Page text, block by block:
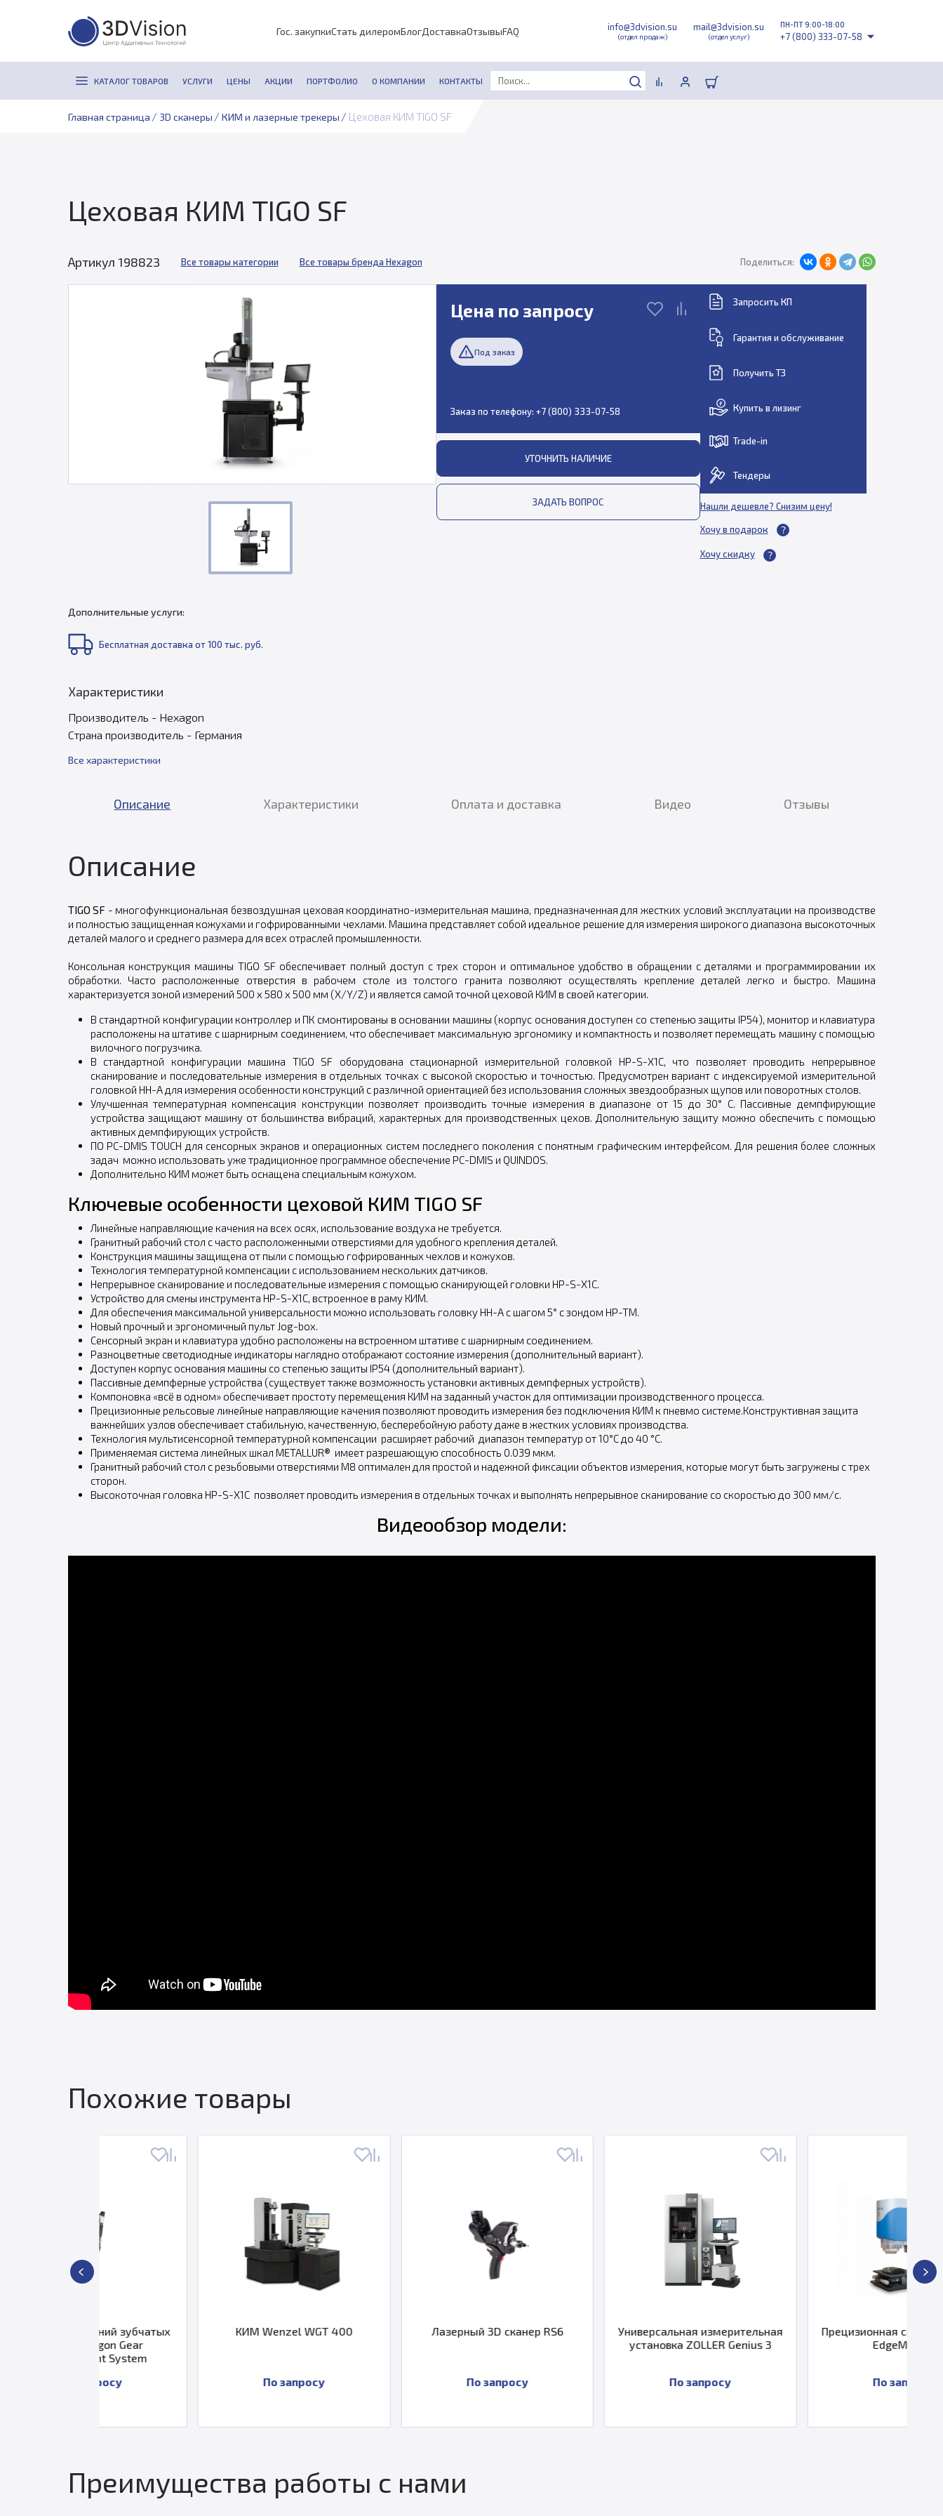
Гос. закупкиСтать дилеромБлогДоставкаОтзывыFAQ info@3dvision.su
(отдел продаж)
mail@3dvision.su
(отдел услуг)
ПН-ПТ 9:00-18:00
+7 (800) 333-07-58
КАТАЛОГ ТОВАРОВ УСЛУГИ ЦЕНЫ АКЦИИ ПОРТФОЛИО О КОМПАНИИ КОНТАКТЫ
Главная страница / 3D сканеры / КИМ и лазерные трекеры / Цеховая КИМ TIGO SF
Цеховая КИМ TIGO SF
Артикул 198823 Все товары категории Все товары бренда Hexagon Поделиться:
Цена по запросу
Под заказ
Заказ по телефону: +7 (800) 333-07-58
УТОЧНИТЬ НАЛИЧИЕ
ЗАДАТЬ ВОПРОС
Запросить КП
Гарантия и обслуживание
Получить ТЗ
Купить в лизинг
Trade-in
Тендеры
Нашли дешевле? Снизим цену!
Хочу в подарок
Хочу скидку
Дополнительные услуги:
Бесплатная доставка от 100 тыс. руб.
Характеристики
Производитель - Hexagon
Страна производитель - Германия
Все характеристики
Описание Характеристики Оплата и доставка Видео Отзывы
Описание
TIGO SF - многофункциональная безвоздушная цеховая координатно-измерительная машина, предназначенная для жестких условий эксплуатации на производстве
и полностью защищенная кожухами и гофрированными чехлами. Машина представляет собой идеальное решение для измерения широкого диапазона высокоточных
деталей малого и среднего размера для всех отраслей промышленности.
Консольная конструкция машины TIGO SF обеспечивает полный доступ с трех сторон и оптимальное удобство в обращении с деталями и программировании их
обработки. Часто расположенные отверстия в рабочем столе из толстого гранита позволяют осуществлять крепление деталей легко и быстро. Машина
характеризуется зоной измерений 500 x 580 x 500 мм (X/Y/Z) и является самой точной цеховой КИМ в своей категории.
В стандартной конфигурации контроллер и ПК смонтированы в основании машины (корпус основания доступен со степенью защиты IP54), монитор и клавиатура
расположены на штативе с шарнирным соединением, что обеспечивает максимальную эргономику и компактность и позволяет перемещать машину с помощью
вилочного погрузчика.
В стандартной конфигурации машина TIGO SF оборудована стационарной измерительной головкой HP-S-X1C, что позволяет проводить непрерывное
сканирование и последовательные измерения в отдельных точках с высокой скоростью и точностью. Предусмотрен вариант с индексируемой измерительной
головкой HH-A для измерения особенности конструкций с различной ориентацией без использования сложных звездообразных щупов или поворотных столов.
Улучшенная температурная компенсация конструкции позволяет производить точные измерения в диапазоне от 15 до 30° C. Пассивные демпфирующие
устройства защищают машину от большинства вибраций, характерных для производственных цехов. Дополнительную защиту можно обеспечить с помощью
активных демпфирующих устройств.
ПО PC-DMIS TOUCH для сенсорных экранов и операционных систем последнего поколения с понятным графическим интерфейсом. Для решения более сложных
задач можно использовать уже традиционное программное обеспечение PC-DMIS и QUINDOS.
Дополнительно КИМ может быть оснащена специальным кожухом.
Ключевые особенности цеховой КИМ TIGO SF
Линейные направляющие качения на всех осях, использование воздуха не требуется.
Гранитный рабочий стол с часто расположенными отверстиями для удобного крепления деталей.
Конструкция машины защищена от пыли с помощью гофрированных чехлов и кожухов.
Технология температурной компенсации с использованием нескольких датчиков.
Непрерывное сканирование и последовательные измерения с помощью сканирующей головки HP-S-X1C.
Устройство для смены инструмента HP-S-X1C, встроенное в раму КИМ.
Для обеспечения максимальной универсальности можно использовать головку HH-A с шагом 5° с зондом HP-TM.
Новый прочный и эргономичный пульт Jog-box.
Сенсорный экран и клавиатура удобно расположены на встроенном штативе с шарнирным соединением.
Разноцветные светодиодные индикаторы наглядно отображают состояние измерения (дополнительный вариант).
Доступен корпус основания машины со степенью защиты IP54 (дополнительный вариант).
Пассивные демпферные устройства (существует также возможность установки активных демпферных устройств).
Компоновка «всё в одном» обеспечивает простоту перемещения КИМ на заданный участок для оптимизации производственного процесса.
Прецизионные рельсовые линейные направляющие качения позволяют проводить измерения без подключения КИМ к пневмо системе.Конструктивная защита
важнейших узлов обеспечивает стабильную, качественную, бесперебойную работу даже в жестких условиях производства.
Технология мультисенсорной температурной компенсации расширяет рабочий диапазон температур от 10°С до 40 °С.
Применяемая система линейных шкал METALLUR® имеет разрешающую способность 0.039 мкм.
Гранитный рабочий стол с резьбовыми отверстиями М8 оптимален для простой и надежной фиксации объектов измерения, которые могут быть загружены с трех
сторон.
Высокоточная головка HP-S-X1C позволяет проводить измерения в отдельных точках и выполнять непрерывное сканирование со скоростью до 300 мм/с.
Видеообзор модели:
Похожие товары
КИМ Wenzel WGT 400 Лазерный 3D сканер RS6
Универсальная измерительная
установка ZOLLER Genius 3
Прецизионная система Alicona
Преимущества работы с нами